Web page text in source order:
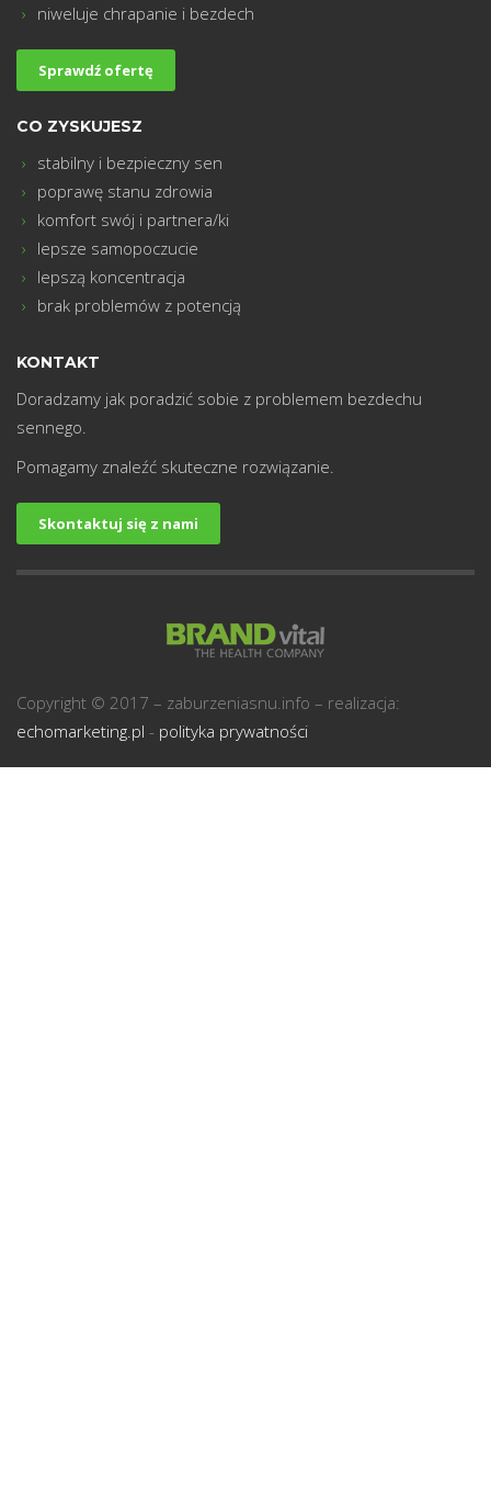
niweluje chrapanie i bezdech
Sprawdź ofertę
CO ZYSKUJESZ
stabilny i bezpieczny sen
poprawę stanu zdrowia
komfort swój i partnera/ki
lepsze samopoczucie
lepszą koncentracja
brak problemów z potencją
KONTAKT
Doradzamy jak poradzić sobie z problemem bezdechu
sennego.
Pomagamy znaleźć skuteczne rozwiązanie.
Skontaktuj się z nami
Copyright © 2017 – zaburzeniasnu.info – realizacja:
echomarketing.pl - polityka prywatności